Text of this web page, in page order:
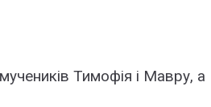
Тимофія і Мавру, а